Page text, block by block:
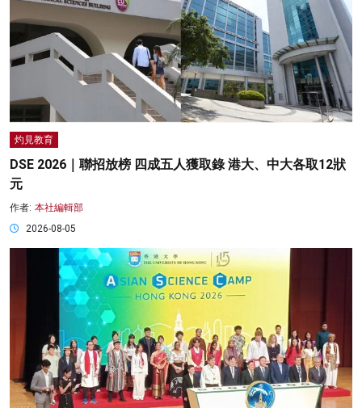
灼見教育
DSE 2026｜聯招放榜 四成五人獲取錄 港大、中大各取12狀
元
作者: 本社編輯部
2026-08-05